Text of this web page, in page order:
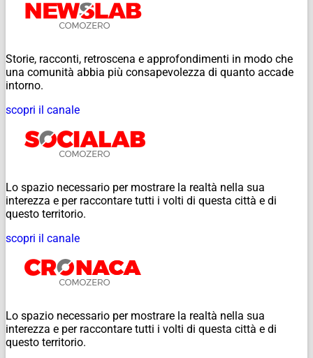
Storie, racconti, retroscena e approfondimenti in modo che
una comunità abbia più consapevolezza di quanto accade
intorno.
scopri il canale
Lo spazio necessario per mostrare la realtà nella sua
interezza e per raccontare tutti i volti di questa città e di
questo territorio.
scopri il canale
Lo spazio necessario per mostrare la realtà nella sua
interezza e per raccontare tutti i volti di questa città e di
questo territorio.